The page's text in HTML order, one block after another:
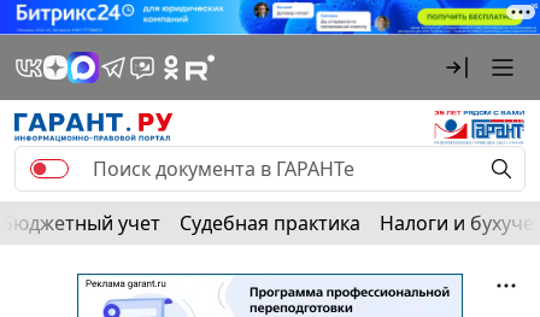
Бюджетный учет Судебная практика Налоги и